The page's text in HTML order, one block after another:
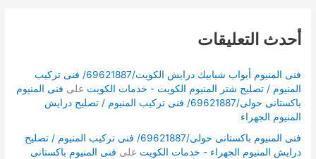
أحدث التعليقات
فنى المنيوم أبواب شبابيك درايش الكويت/69621887/ فنى تركيب
المنيوم / تصليح شتر المنيوم الكويت - خدمات الكويت على فنى المنيوم
باكستانى حولى/69621887/ فنى تركيب المنيوم / تصليح درايش
المنيوم الجهراء
فنى المنيوم باكستانى حولى/69621887/ فنى تركيب المنيوم / تصليح
درايش المنيوم الجهراء - خدمات الكويت على فنى المنيوم باكستانى